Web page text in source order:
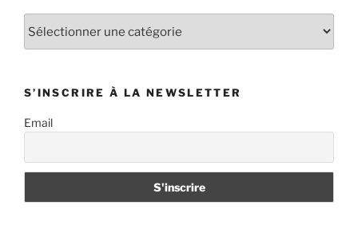
S’INSCRIRE À LA NEWSLETTER
Email